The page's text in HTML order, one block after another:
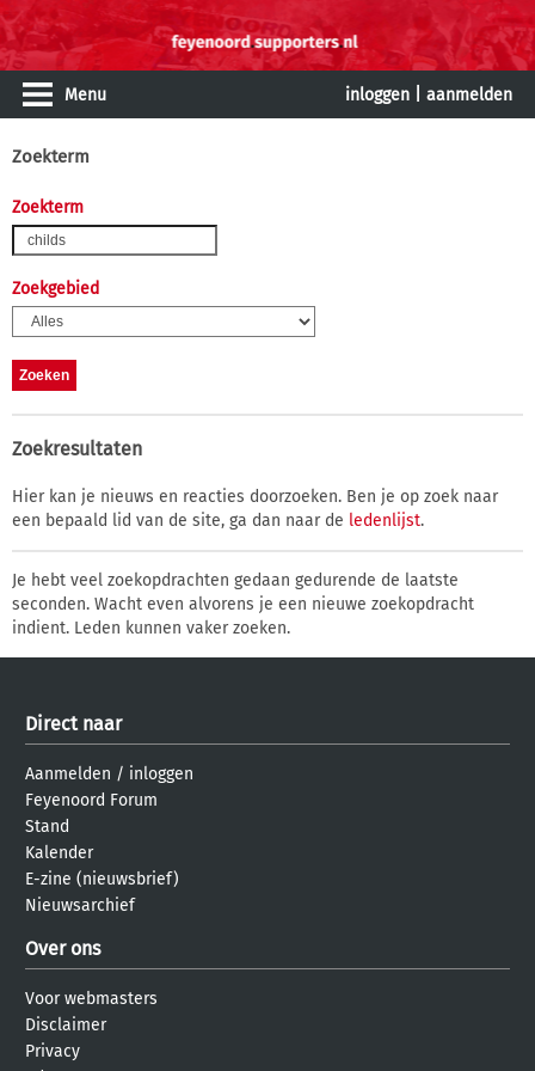
Menu inloggen aanmelden
Zoekterm
Zoekterm
Zoekgebied
Zoekresultaten
Hier kan je nieuws en reacties doorzoeken. Ben je op zoek naar
een bepaald lid van de site, ga dan naar de ledenlijst.
Je hebt veel zoekopdrachten gedaan gedurende de laatste
seconden. Wacht even alvorens je een nieuwe zoekopdracht
indient. Leden kunnen vaker zoeken.
Direct naar
Aanmelden / inloggen
Feyenoord Forum
Stand
Kalender
E-zine (nieuwsbrief)
Nieuwsarchief
Over ons
Voor webmasters
Disclaimer
Privacy